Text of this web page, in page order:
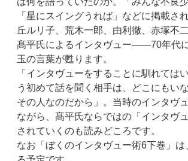
「星にスイングうれば」などに掲載さ
丘ルリ子、荒木一郎、由利徹、赤塚不
髙平氏によるインタヴュー――70年代
玉の言葉が甦ります。
「インタヴューをすることに馴れては
う初めて話を聞く相手は、どこにもい
その人なのだから」。当時のインタヴ
ながら、髙平氏ならではの「インタヴ
されていくのも読みどころです。
なお「ぼくのインタヴュー術6下巻」は